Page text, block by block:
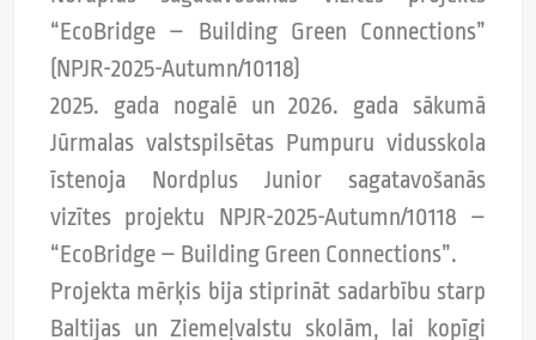
“EcoBridge – Building Green Connections”
(NPJR-2025-Autumn/10118)
2025. gada nogalē un 2026. gada sākumā
Jūrmalas valstspilsētas Pumpuru vidusskola
īstenoja Nordplus Junior sagatavošanās
vizītes projektu NPJR-2025-Autumn/10118 –
“EcoBridge – Building Green Connections”.
Projekta mērķis bija stiprināt sadarbību starp
Baltijas un Ziemeļvalstu skolām, lai kopīgi